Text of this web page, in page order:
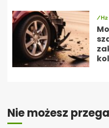
/H2
Nie możesz